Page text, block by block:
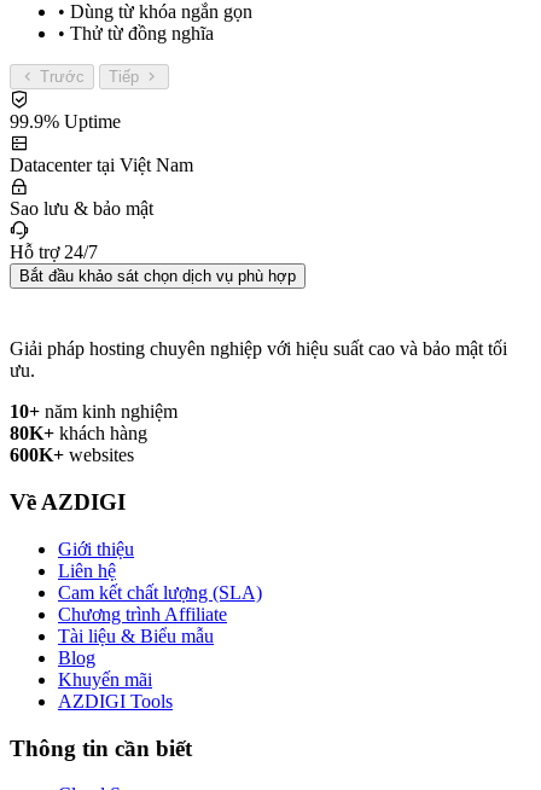
• Dùng từ khóa ngắn gọn
• Thử từ đồng nghĩa
Trước Tiếp
99.9% Uptime
Datacenter tại Việt Nam
Sao lưu & bảo mật
Hỗ trợ 24/7
Bắt đầu khảo sát chọn dịch vụ phù hợp
Giải pháp hosting chuyên nghiệp với hiệu suất cao và bảo mật tối
ưu.
10+ năm kinh nghiệm
80K+ khách hàng
600K+ websites
Về AZDIGI
Giới thiệu
Liên hệ
Cam kết chất lượng (SLA)
Chương trình Affiliate
Tài liệu & Biểu mẫu
Blog
Khuyến mãi
AZDIGI Tools
Thông tin cần biết